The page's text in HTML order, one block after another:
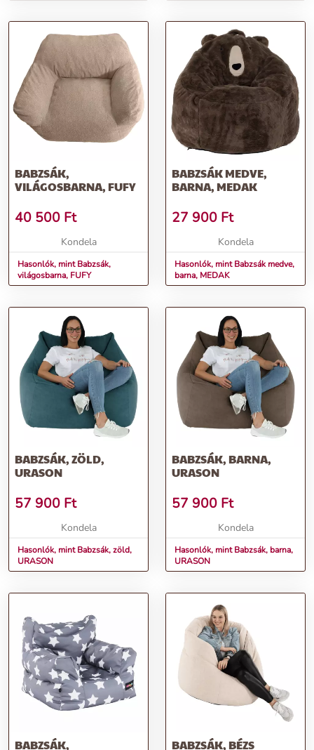
BABZSÁK,
VILÁGOSBARNA, FUFY
40 500 Ft
Kondela
Hasonlók, mint Babzsák,
világosbarna, FUFY
BABZSÁK MEDVE,
BARNA, MEDAK
27 900 Ft
Kondela
Hasonlók, mint Babzsák medve,
barna, MEDAK
BABZSÁK, ZÖLD,
URASON
57 900 Ft
Kondela
Hasonlók, mint Babzsák, zöld,
URASON
BABZSÁK, BARNA,
URASON
57 900 Ft
Kondela
Hasonlók, mint Babzsák, barna,
URASON
BABZSÁK,
BABZSÁK, BÉZS